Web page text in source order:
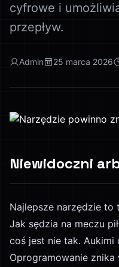
cyfrowe i
przepływ.
Admin 25 marca 2026
Niewidoczni
Najlepsze narzędzie to
Jak sędzia na meczu
coś jest nie tak. Aukimi
Oprogramowanie